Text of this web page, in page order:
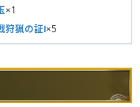
×1
狩猟の証Ⅰ×5